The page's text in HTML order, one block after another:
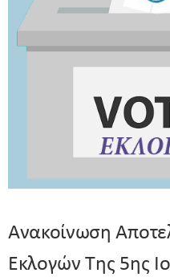
Ανακοίνωση
Εκλογών Της 5ης